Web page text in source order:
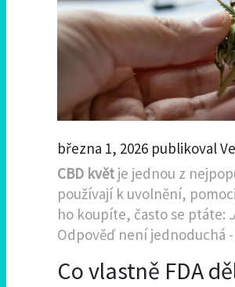
března 1, 2026 publikoval
CBD květ je jednou z
používají k uvolnění,
ho koupíte, často se ptáte:
Odpověď není jednoduchá
Co vlastně FDA